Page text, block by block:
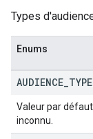
Types
Enums
AUDIENCE TYPE
Valeur par
inconnu.